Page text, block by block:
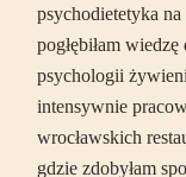
psychodietetyka
pogłębiłam
psychologii
intensywnie
wrocławskich
gdzie zdobyłam